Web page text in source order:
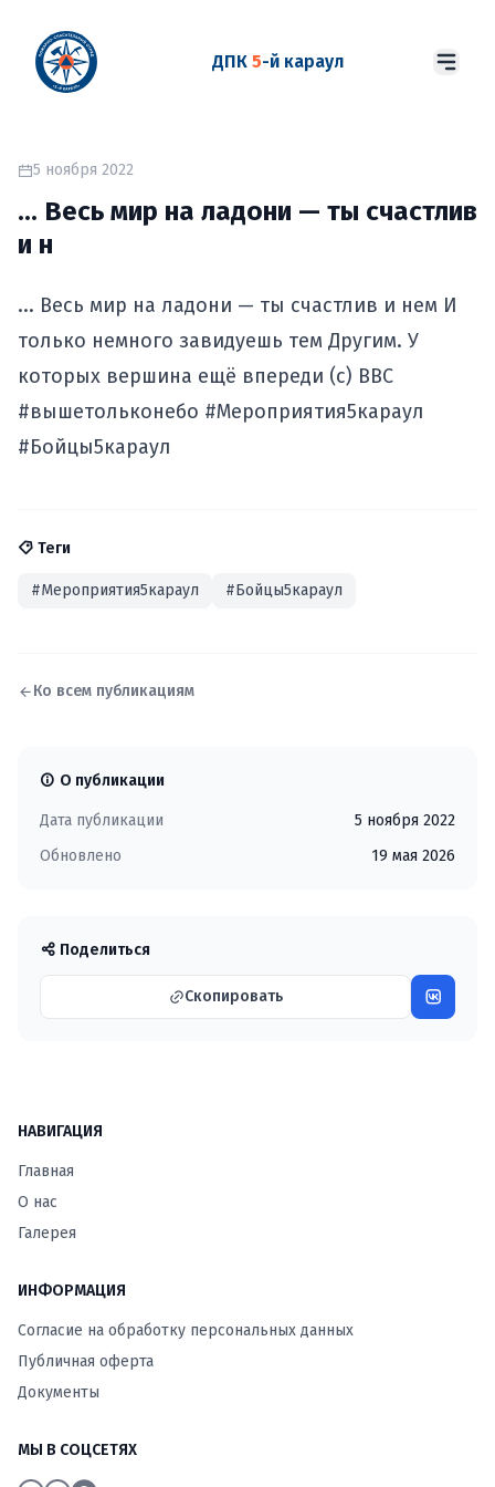
ДПК 5-й караул
5 ноября 2022
... Весь мир на ладони — ты счастлив
и н
... Весь мир на ладони — ты счастлив и нем И
только немного завидуешь тем Другим. У
которых вершина ещё впереди (с) ВВС
#вышетольконебо #Мероприятия5караул
#Бойцы5караул
Теги
#Мероприятия5караул #Бойцы5караул
Ко всем публикациям
О публикации
Дата публикации
5 ноября 2022
Обновлено
19 мая 2026
Поделиться
Скопировать
НАВИГАЦИЯ
Главная
О нас
Галерея
ИНФОРМАЦИЯ
Согласие на обработку персональных данных
Публичная оферта
Документы
МЫ В СОЦСЕТЯХ